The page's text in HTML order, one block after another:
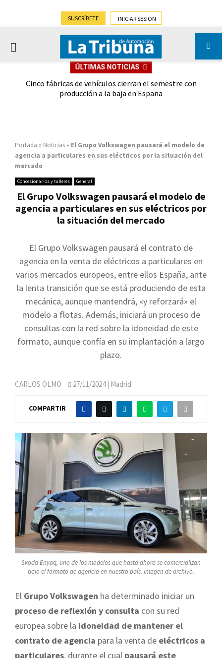
SUSCRÍBETE INICIAR SESIÓN
PRIMARY
ÚLTIMAS NOTICIAS
Cinco fábricas de vehículos cierran el semestre con
producción a la baja en España
Portada » Noticias » El Grupo Volkswagen pausará el modelo de
agencia a particulares en sus eléctricos por la situación del
mercado
Concesionarios y talleres General
El Grupo Volkswagen pausará el modelo de
agencia a particulares en sus eléctricos por
la situación del mercado
El Grupo Volkswagen pausará el contrato de
agencia en la venta de eléctricos a particulares en
varios mercados europeos, entre ellos España, ante
la lenta transición que se está produciendo de esta
mecánica, aunque mantendrá, «y reforzará» el
modelo a flotas. Además, iniciará un proceso de
consultas con la red sobre la idoneidad de este
formato, aunque confía en su implantación a largo
plazo.
CARLOS OLMO 27/11/2024| Madrid
COMPARTIR
Skoda Enyaq, uno de los modelos que hasta ahora se comercializan
bajo el formato de agencia en nuestro país. Imagen de archivo.
El Grupo Volkswagen ha determinado iniciar un
proceso de reflexión y consulta con su red
europea sobre la idoneidad de mantener el
contrato de agencia para la venta de eléctricos a
particulares, durante el cual pausará este